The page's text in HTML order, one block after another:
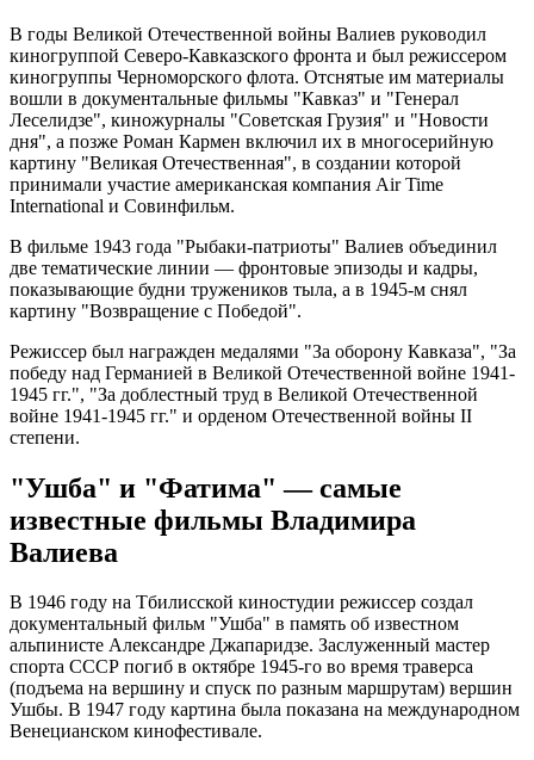
В годы Великой Отечественной войны Валиев руководил
киногруппой Северо-Кавказского фронта и был режиссером
киногруппы Черноморского флота. Отснятые им материалы
вошли в документальные фильмы "Кавказ" и "Генерал
Леселидзе", киножурналы "Советская Грузия" и "Новости
дня", а позже Роман Кармен включил их в многосерийную
картину "Великая Отечественная", в создании которой
принимали участие американская компания Air Time
International и Совинфильм.
В фильме 1943 года "Рыбаки-патриоты" Валиев объединил
две тематические линии — фронтовые эпизоды и кадры,
показывающие будни тружеников тыла, а в 1945-м снял
картину "Возвращение с Победой".
Режиссер был награжден медалями "За оборону Кавказа", "За
победу над Германией в Великой Отечественной войне 1941-
1945 гг.", "За доблестный труд в Великой Отечественной
войне 1941-1945 гг." и орденом Отечественной войны II
степени.
"Ушба" и "Фатима" — самые
известные фильмы Владимира
Валиева
В 1946 году на Тбилисской киностудии режиссер создал
документальный фильм "Ушба" в память об известном
альпинисте Александре Джапаридзе. Заслуженный мастер
спорта СССР погиб в октябре 1945-го во время траверса
(подъема на вершину и спуск по разным маршрутам) вершин
Ушбы. В 1947 году картина была показана на международном
Венецианском кинофестивале.